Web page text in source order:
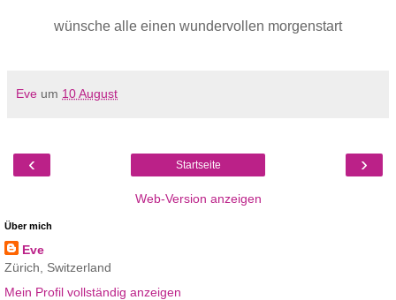
wünsche alle einen wundervollen morgenstart
Eve um 10 August
‹ ›
Startseite
Web-Version anzeigen
Über mich
Eve
Zürich, Switzerland
Mein Profil vollständig anzeigen